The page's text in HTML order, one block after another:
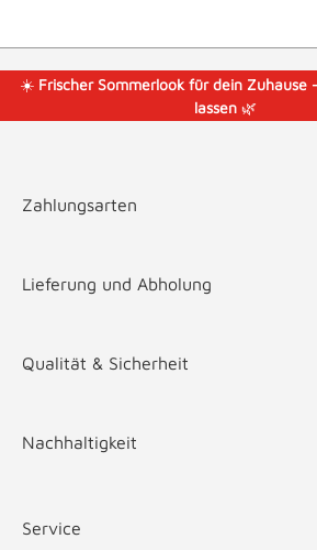
☀️ Frischer Sommerlook für dein Zuhause
lassen🌿
Zahlungsarten
Lieferung und Abholung
Qualität & Sicherheit
Nachhaltigkeit
Service